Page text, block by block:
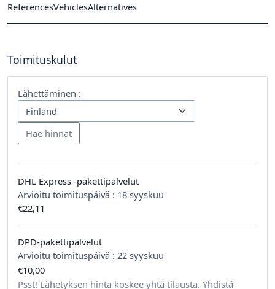
ReferencesVehiclesAlternatives
Toimituskulut
Lähettäminen :
DHL Express -pakettipalvelut
Arvioitu toimituspäivä : 18 syyskuu
€22,11
DPD-pakettipalvelut
Arvioitu toimituspäivä : 22 syyskuu
€10,00
Psst! Lähetyksen hinta koskee yhtä tilausta. Yhdistä